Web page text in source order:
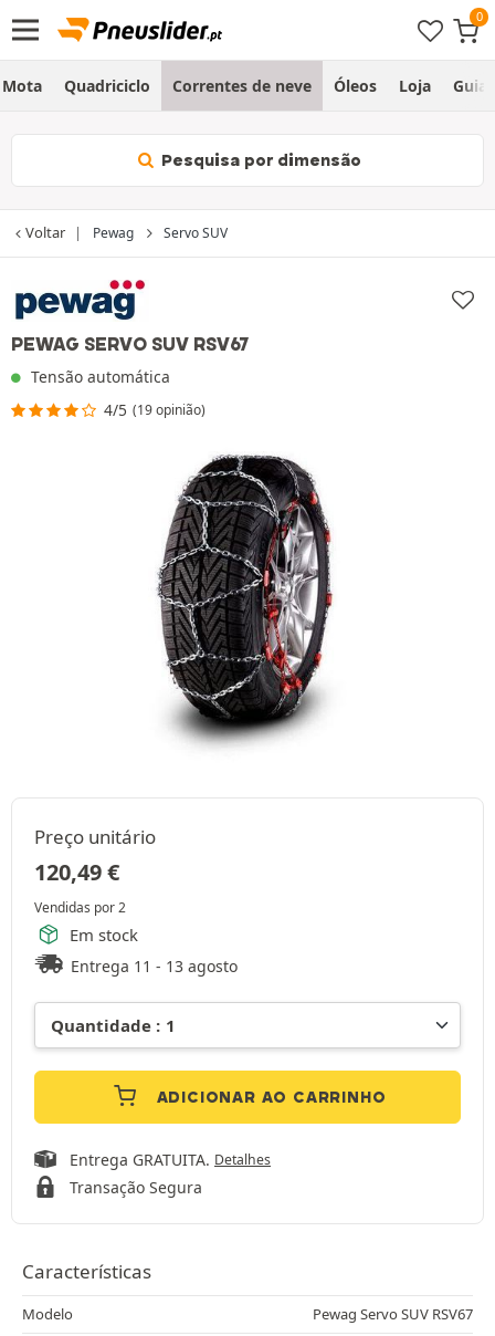
Mota Quadriciclo Correntes de neve Óleos Loja Guia
Pesquisa por dimensão
Voltar Pewag Servo SUV
PEWAG SERVO SUV RSV67
Tensão automática
4/5 (19 opinião)
Preço unitário
120,49€
Vendidas por 2
Em stock
Entrega 11 - 13 agosto
ADICIONAR AO CARRINHO
Entrega GRATUITA. Detalhes
Transação Segura
Características
Modelo
Pewag Servo SUV RSV67